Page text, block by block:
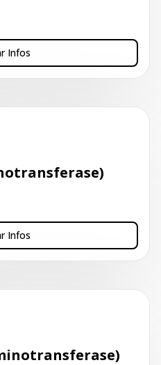
Infos
Infos